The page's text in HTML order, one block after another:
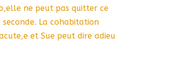
ne peut pas quitter ce
La cohabitation
et Sue peut dire adieu